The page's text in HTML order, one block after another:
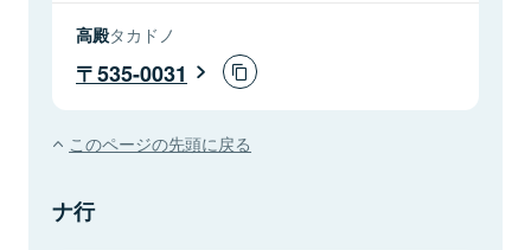
高殿タカドノ
535-0031
このページの先頭に戻る
ナ行